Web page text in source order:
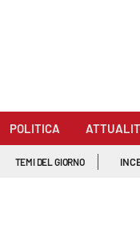
POLITICA
TEMI DEL GIORNO